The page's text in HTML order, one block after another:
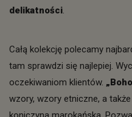
delikatności.
Całą kolekcję polecamy
tam sprawdzi się najlepiej.
oczekiwaniom klientów.
wzory, wzory etniczne, a